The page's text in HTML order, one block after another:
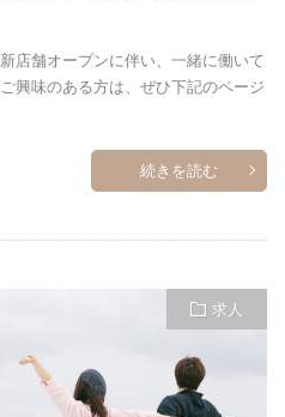
店舗オープンに伴い、一緒に働いて
興味のある方は、ぜひ下記のページ
続きを読む
求人